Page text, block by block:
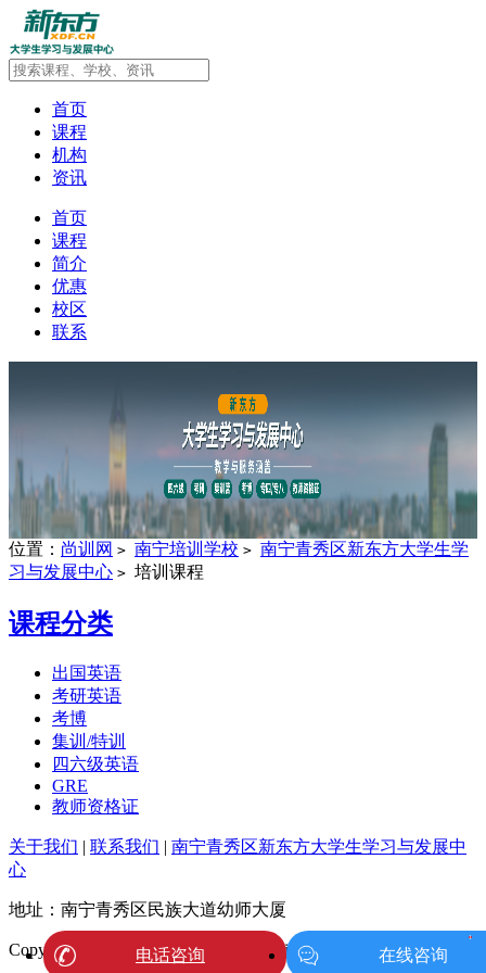
首页
课程
机构
资讯
首页
课程
简介
优惠
校区
联系
位置： 尚训网 > 南宁培训学校 > 南宁青秀区新东方大学生学
习与发展中心 > 培训课程
课程分类
出国英语
考研英语
考博
集训/特训
四六级英语
GRE
教师资格证
关于我们 | 联系我们 | 南宁青秀区新东方大学生学习与发展中
心
地址：南宁青秀区民族大道幼师大厦
Copyright @ 2011 - 2026 尚训网 All Rights Reserved
电话咨询 在线咨询
1